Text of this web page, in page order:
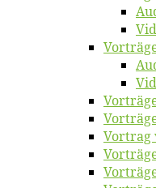
Vor­trag